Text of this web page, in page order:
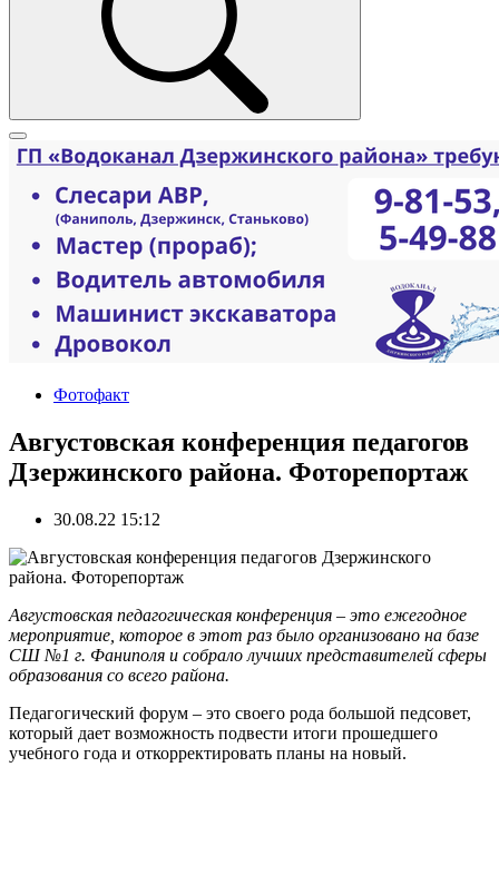
Фотофакт
Августовская конференция педагогов
Дзержинского района. Фоторепортаж
30.08.22 15:12
Августовская педагогическая конференция – это ежегодное
мероприятие, которое в этот раз было организовано на базе
СШ №1 г. Фаниполя и собрало лучших представителей сферы
образования со всего района.
Педагогический форум – это своего рода большой педсовет,
который дает возможность подвести итоги прошедшего
учебного года и откорректировать планы на новый.